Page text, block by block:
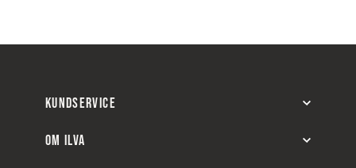
KUNDSERVICE
OM ILVA